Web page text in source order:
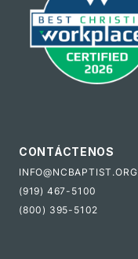
CONTÁCTENOS
INFO@NCBAPTIST.ORG
(919) 467-5100
(800) 395-5102